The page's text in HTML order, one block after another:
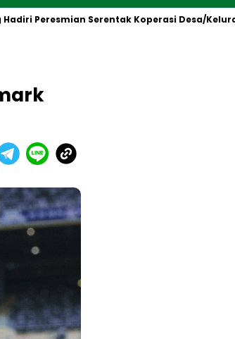
Serentak Koperasi Desa/Kelurahan